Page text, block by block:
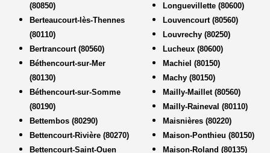
(80850)
Berteaucourt-lès-Thennes
(80110)
Bertrancourt (80560)
Béthencourt-sur-Mer
(80130)
Béthencourt-sur-Somme
(80190)
Bettembos (80290)
Bettencourt-Rivière (80270)
Bettencourt-Saint-Ouen
Longuevillette (80600)
Louvencourt (80560)
Louvrechy (80250)
Lucheux (80600)
Machiel (80150)
Machy (80150)
Mailly-Maillet (80560)
Mailly-Raineval (80110)
Maisnières (80220)
Maison-Ponthieu (80150)
Maison-Roland (80135)